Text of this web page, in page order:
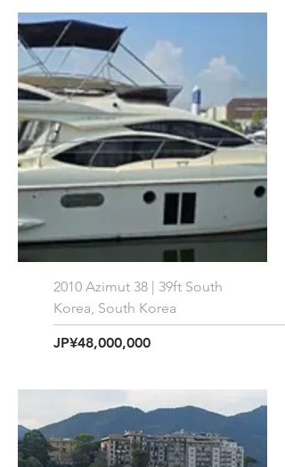
2010 Azimut 38 | 39ft South
Korea, South Korea
価格
JP¥48,000,000